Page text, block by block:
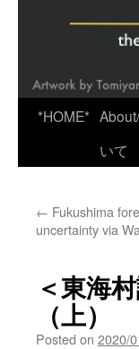
*HOME*
いて
← Fukushima
uncertainty via
＜東海
（上
Posted on 2020/